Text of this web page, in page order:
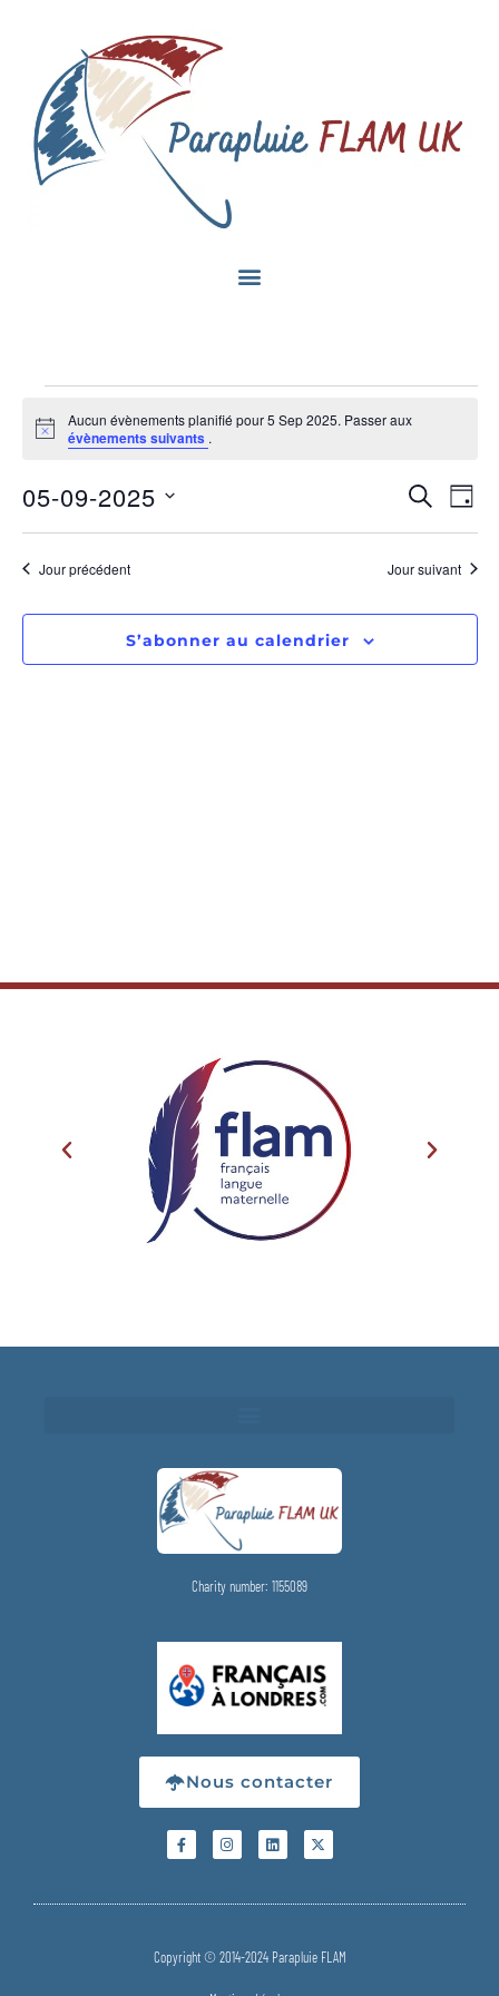
Notice
Aucun évènements planifié pour 5 Sep 2025. Passer aux
évènements suivants .
ET
DE
VUES
de
Jour
05-09-2025
une
date.Jour précédent Jour suivant
S’abonner au calendrier
Charity number: 1155089
Nous contacter
Copyright © 2014-2024 Parapluie FLAM